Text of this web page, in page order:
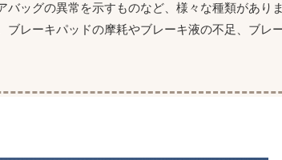
ッグの異常を示すものなど、様々な種類があり
レーキパッドの摩耗やブレーキ液の不足、ブレ